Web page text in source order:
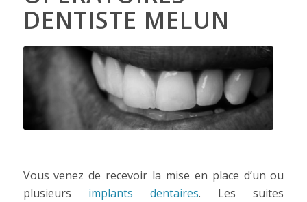
DENTISTE MELUN
Conseils et précautions post-
opératoires
Vous venez de recevoir la mise en place d’un ou
plusieurs implants dentaires. Les suites